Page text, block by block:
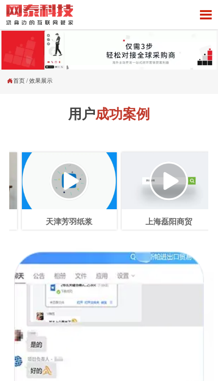

首页 /效果展示
用户成功案例
天津芳羽纸浆 上海磊阳商贸